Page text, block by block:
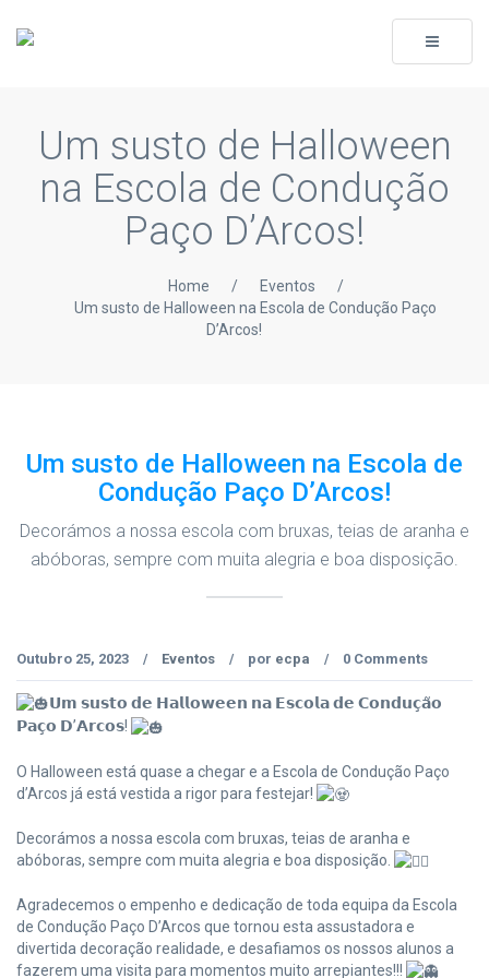
Toggle
Um susto de Halloween
na Escola de Condução
Paço D’Arcos!
Home / Eventos
/
Um susto de Halloween na Escola de Condução Paço
D’Arcos!
Um susto de Halloween na Escola de
Condução Paço D’Arcos!
Decorámos a nossa escola com bruxas, teias de aranha e
abóboras, sempre com muita alegria e boa disposição.
Outubro 25, 2023 / Eventos / por ecpa / 0 Comments
𝗨𝗺 𝘀𝘂𝘀𝘁𝗼 𝗱𝗲 𝗛𝗮𝗹𝗹𝗼𝘄𝗲𝗲𝗻 𝗻𝗮 𝗘𝘀𝗰𝗼𝗹𝗮 𝗱𝗲 𝗖𝗼𝗻𝗱𝘂𝗰̧𝗮̃𝗼
𝗣𝗮𝗰̧𝗼 𝗗’𝗔𝗿𝗰𝗼𝘀!
O Halloween está quase a chegar e a Escola de Condução Paço
d’Arcos já está vestida a rigor para festejar!
Decorámos a nossa escola com bruxas, teias de aranha e
abóboras, sempre com muita alegria e boa disposição.
Agradecemos o empenho e dedicação de toda equipa da Escola
de Condução Paço D’Arcos que tornou esta assustadora e
divertida decoração realidade, e desafiamos os nossos alunos a
fazerem uma visita para momentos muito arrepiantes!!!